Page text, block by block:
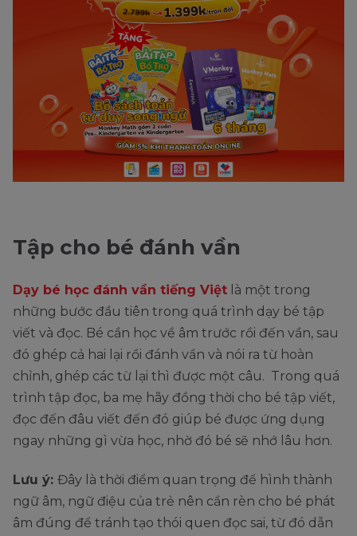
Tập cho bé đánh vần
Dạy bé học đánh vần tiếng Việt là một trong
những bước đầu tiên trong quá trình dạy bé tập
viết và đọc. Bé cần học về âm trước rồi đến vần, sau
đó ghép cả hai lại rồi đánh vần và nói ra từ hoàn
chỉnh, ghép các từ lại thì được một câu. Trong quá
trình tập đọc, ba mẹ hãy đồng thời cho bé tập viết,
đọc đến đâu viết đến đó giúp bé được ứng dụng
ngay những gì vừa học, nhờ đó bé sẽ nhớ lâu hơn.
Lưu ý: Đây là thời điểm quan trọng để hình thành
ngữ âm, ngữ điệu của trẻ nên cần rèn cho bé phát
âm đúng để tránh tạo thói quen đọc sai, từ đó dẫn